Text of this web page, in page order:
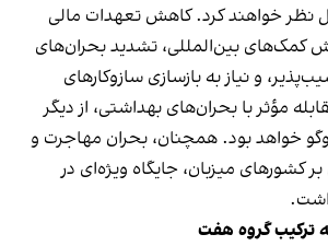
نظر خواهند کرد. کاهش تعهدات مالی
کمک‌های بین‌المللی، تشدید بحران‌های
و نیاز به بازسازی سازوکارهای
مؤثر با بحران‌های بهداشتی، از دیگر
خواهد بود. همچنان، بحران مهاجرت و
کشورهای میزبان، جایگاه ویژه‌ای در
ترکیب گروه هفت